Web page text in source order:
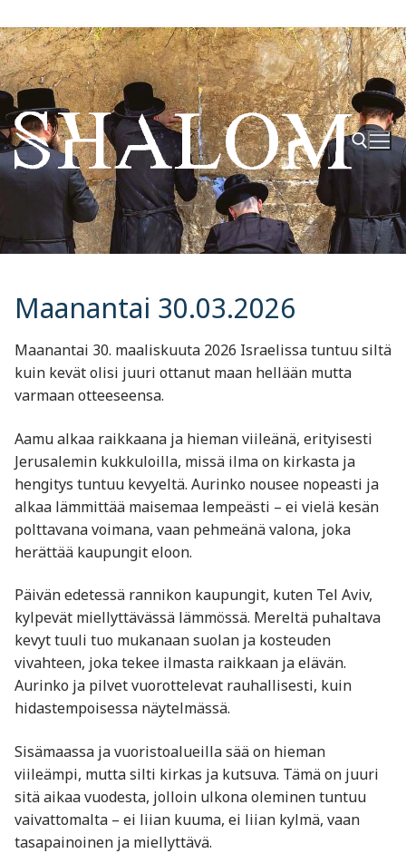
Hyppää
sisältöön
Hae:
Maanantai 30.03.2026
Maanantai 30. maaliskuuta 2026 Israelissa tuntuu siltä
kuin kevät olisi juuri ottanut maan hellään mutta
varmaan otteeseensa.
Aamu alkaa raikkaana ja hieman viileänä, erityisesti
Jerusalemin kukkuloilla, missä ilma on kirkasta ja
hengitys tuntuu kevyeltä. Aurinko nousee nopeasti ja
alkaa lämmittää maisemaa lempeästi – ei vielä kesän
polttavana voimana, vaan pehmeänä valona, joka
herättää kaupungit eloon.
Päivän edetessä rannikon kaupungit, kuten Tel Aviv,
kylpevät miellyttävässä lämmössä. Mereltä puhaltava
kevyt tuuli tuo mukanaan suolan ja kosteuden
vivahteen, joka tekee ilmasta raikkaan ja elävän.
Aurinko ja pilvet vuorottelevat rauhallisesti, kuin
hidastempoisessa näytelmässä.
Sisämaassa ja vuoristoalueilla sää on hieman
viileämpi, mutta silti kirkas ja kutsuva. Tämä on juuri
sitä aikaa vuodesta, jolloin ulkona oleminen tuntuu
vaivattomalta – ei liian kuuma, ei liian kylmä, vaan
tasapainoinen ja miellyttävä.